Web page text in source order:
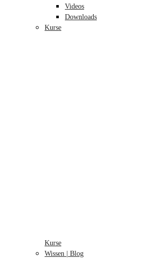
Videos
Downloads
Kurse
Kurse
Wissen | Blog